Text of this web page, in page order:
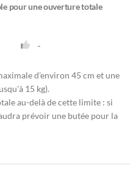
pour une ouverture totale
-
d'environ 45 cm et une
15 kg).
au-delà de cette limite : si
prévoir une butée pour la